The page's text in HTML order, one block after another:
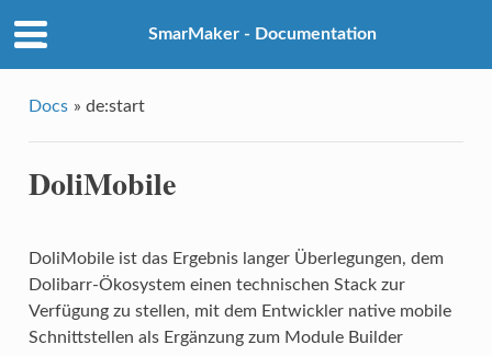
SmarMaker - Documentation
Docs » de:start
DoliMobile
DoliMobile ist das Ergebnis langer Überlegungen, dem
Dolibarr-Ökosystem einen technischen Stack zur
Verfügung zu stellen, mit dem Entwickler native mobile
Schnittstellen als Ergänzung zum Module Builder